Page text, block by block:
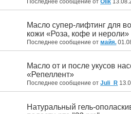
Последнее сообщение от Olik
Масло супер-лифтинг для
кожи «Роза, кофе и нероли»
Последнее сообщение от майя.
Масло от и после укусов
«Репеллент»
Последнее сообщение от Juli_R
Натуральный гель-